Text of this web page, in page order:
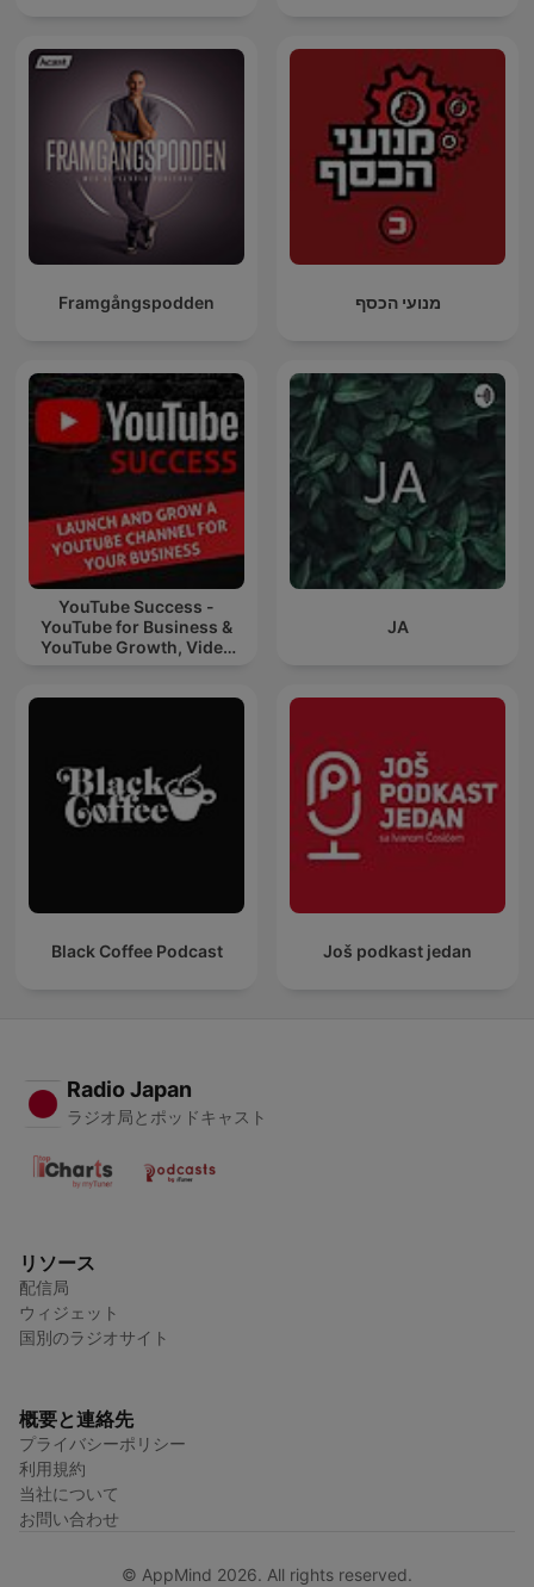
Framgångspodden מנועי הכסף
YouTube Success -
YouTube for Business &
YouTube Growth, Video
JA
Black Coffee Podcast Još podkast jedan
Radio Japan
ラジオ局とポッドキャスト
リソース
配信局
ウィジェット
国別のラジオサイト
概要と連絡先
プライバシーポリシー
利用規約
当社について
お問い合わせ
© AppMind 2026. All rights reserved.